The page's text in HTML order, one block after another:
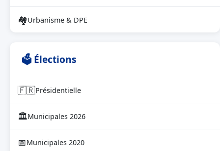
🏘Urbanisme & DPE
🗳 Élections
🇫🇷Présidentielle
🏛Municipales 2026
📅Municipales 2020